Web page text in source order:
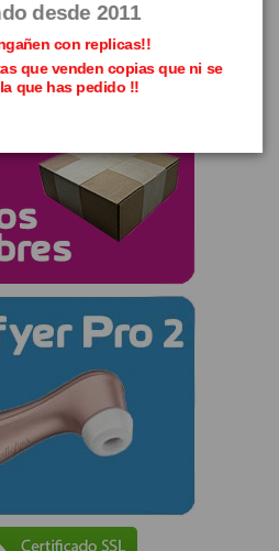
desde 2011
con replicas!!
que venden copias que ni se
que has pedido !!